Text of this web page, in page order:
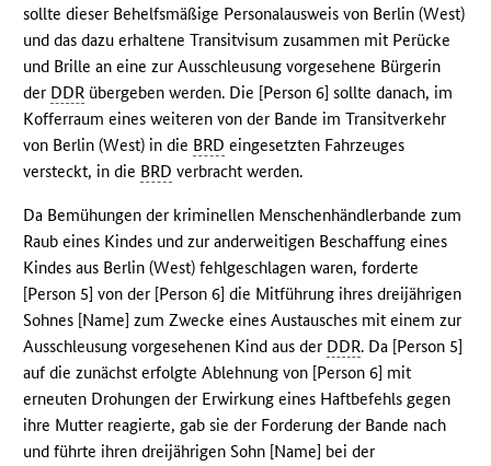
sollte dieser Behelfsmäßige Personalausweis von Berlin (West)
und das dazu erhaltene Transitvisum zusammen mit Perücke
und Brille an eine zur Ausschleusung vorgesehene Bürgerin
der DDR übergeben werden. Die [Person 6] sollte danach, im
Kofferraum eines weiteren von der Bande im Transitverkehr
von Berlin (West) in die BRD eingesetzten Fahrzeuges
versteckt, in die BRD verbracht werden.
Da Bemühungen der kriminellen Menschenhändlerbande zum
Raub eines Kindes und zur anderweitigen Beschaffung eines
Kindes aus Berlin (West) fehlgeschlagen waren, forderte
[Person 5] von der [Person 6] die Mitführung ihres dreijährigen
Sohnes [Name] zum Zwecke eines Austausches mit einem zur
Ausschleusung vorgesehenen Kind aus der DDR. Da [Person 5]
auf die zunächst erfolgte Ablehnung von [Person 6] mit
erneuten Drohungen der Erwirkung eines Haftbefehls gegen
ihre Mutter reagierte, gab sie der Forderung der Bande nach
und führte ihren dreijährigen Sohn [Name] bei der